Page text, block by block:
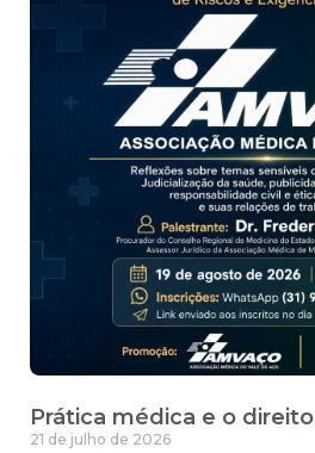
Prática médica e o direito
21 de julho de 2026